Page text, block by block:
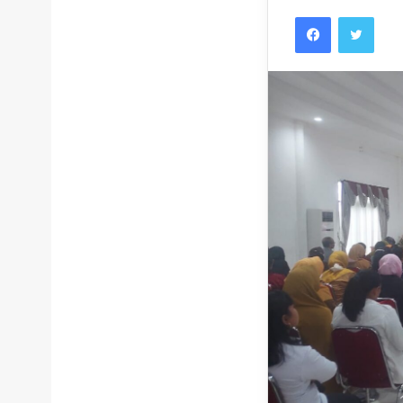
Facebook